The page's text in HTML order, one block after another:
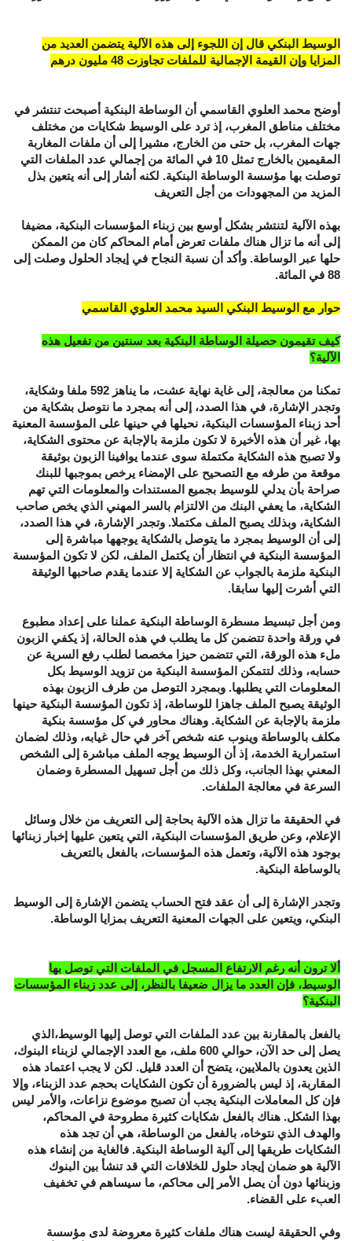
الوسيط البنكي قال إن اللجوء إلى هذه الآلية يتضمن العديد من
المزايا وإن القيمة الإجمالية للملفات تجاوزت 48 مليون درهم
أوضح محمد العلوي القاسمي أن الوساطة البنكية أصبحت تنتشر في
مختلف مناطق المغرب، إذ ترد على الوسيط شكايات من مختلف
جهات المغرب، بل حتى من الخارج، مشيرا إلى أن ملفات المغاربة
المقيمين بالخارج تمثل 10 في المائة من إجمالي عدد الملفات التي
توصلت بها مؤسسة الوساطة البنكية. لكنه أشار إلى أنه يتعين بذل
المزيد من المجهودات من أجل التعريف
بهذه الآلية لتنتشر بشكل أوسع بين زبناء المؤسسات البنكية، مضيفا
إلى أنه ما تزال هناك ملفات تعرض أمام المحاكم كان من الممكن
حلها عبر الوساطة. وأكد أن نسبة النجاح في إيجاد الحلول وصلت إلى
88 في المائة.
حوار مع الوسيط البنكي السيد محمد العلوي القاسمي
كيف تقيمون حصيلة الوساطة البنكية بعد سنتين من تفعيل هذه
الآلية؟
تمكنا من معالجة، إلى غاية نهاية عشت، ما يناهز 592 ملفا وشكاية،
وتجدر الإشارة، في هذا الصدد، إلى أنه بمجرد ما نتوصل بشكاية من
أحد زبناء المؤسسات البنكية، نحيلها في حينها على المؤسسة المعنية
بها، غير أن هذه الأخيرة لا تكون ملزمة بالإجابة عن محتوى الشكاية،
ولا تصبح هذه الشكاية مكتملة سوى عندما يوافينا الزبون بوثيقة
موقعة من طرفه مع التصحيح على الإمضاء يرخص بموجبها للبنك
صراحة بأن يدلي للوسيط بجميع المستندات والمعلومات التي تهم
الشكاية، ما يعفي البنك من الالتزام بالسر المهني الذي يخص صاحب
الشكاية، وبذلك يصبح الملف مكتملا. وتجدر الإشارة، في هذا الصدد،
إلى أن الوسيط بمجرد ما يتوصل بالشكاية يوجهها مباشرة إلى
المؤسسة البنكية في انتظار أن يكتمل الملف، لكن لا تكون المؤسسة
البنكية ملزمة بالجواب عن الشكاية إلا عندما يقدم صاحبها الوثيقة
التي أشرت إليها سابقا.
ومن أجل تبسيط مسطرة الوساطة البنكية عملنا على إعداد مطبوع
في ورقة واحدة تتضمن كل ما يطلب في هذه الحالة، إذ يكفي الزبون
ملء هذه الورقة، التي تتضمن حيزا مخصصا لطلب رفع السرية عن
حسابه، وذلك لتتمكن المؤسسة البنكية من تزويد الوسيط بكل
المعلومات التي يطلبها. وبمجرد التوصل من طرف الزبون بهذه
الوثيقة يصبح الملف جاهزا للوساطة، إذ تكون المؤسسة البنكية حينها
ملزمة بالإجابة عن الشكاية. وهناك محاور في كل مؤسسة بنكية
مكلف بالوساطة وينوب عنه شخص آخر في حال غيابه، وذلك لضمان
استمرارية الخدمة، إذ أن الوسيط يوجه الملف مباشرة إلى الشخص
المعني بهذا الجانب، وكل ذلك من أجل تسهيل المسطرة وضمان
السرعة في معالجة الملفات.
في الحقيقة ما تزال هذه الآلية بحاجة إلى التعريف من خلال وسائل
الإعلام، وعن طريق المؤسسات البنكية، التي يتعين عليها إخبار زبنائها
بوجود هذه الآلية، وتعمل هذه المؤسسات، بالفعل بالتعريف
بالوساطة البنكية.
وتجدر الإشارة إلى أن عقد فتح الحساب يتضمن الإشارة إلى الوسيط
البنكي، ويتعين على الجهات المعنية التعريف بمزايا الوساطة.
ألا ترون أنه رغم الارتفاع المسجل في الملفات التي توصل بها
الوسيط، فإن العدد ما يزال ضعيفا بالنظر، إلى عدد زبناء المؤسسات
البنكية؟
بالفعل بالمقارنة بين عدد الملفات التي توصل إليها الوسيط،الذي
يصل إلى حد الآن، حوالي 600 ملف، مع العدد الإجمالي لزبناء البنوك،
الذين يعدون بالملايين، يتضح أن العدد قليل. لكن لا يجب اعتماد هذه
المقاربة، إذ ليس بالضرورة أن تكون الشكايات بحجم عدد الزبناء، وإلا
فإن كل المعاملات البنكية يجب أن تصبح موضوع نزاعات، والأمر ليس
بهذا الشكل. هناك بالفعل شكايات كثيرة مطروحة في المحاكم،
والهدف الذي نتوخاه، بالفعل من الوساطة، هي أن تجد هذه
الشكايات طريقها إلى آلية الوساطة البنكية. فالغاية من إنشاء هذه
الآلية هو ضمان إيجاد حلول للخلافات التي قد تنشأ بين البنوك
وزبنائها دون أن يصل الأمر إلى محاكم، ما سيساهم في تخفيف
العبء على القضاء.
وفي الحقيقة ليست هناك ملفات كثيرة معروضة لدى مؤسسة